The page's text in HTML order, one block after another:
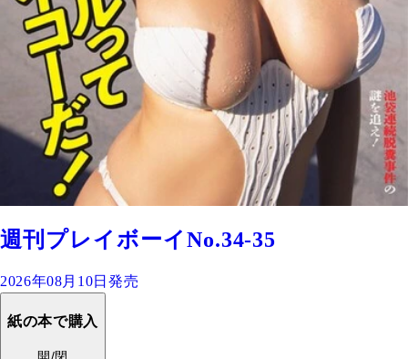
週刊プレイボーイNo.34-35
2026年08月10日発売
紙の本で購入